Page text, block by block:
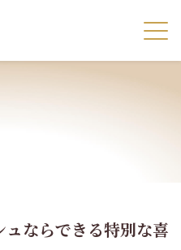
ュならできる特別な喜